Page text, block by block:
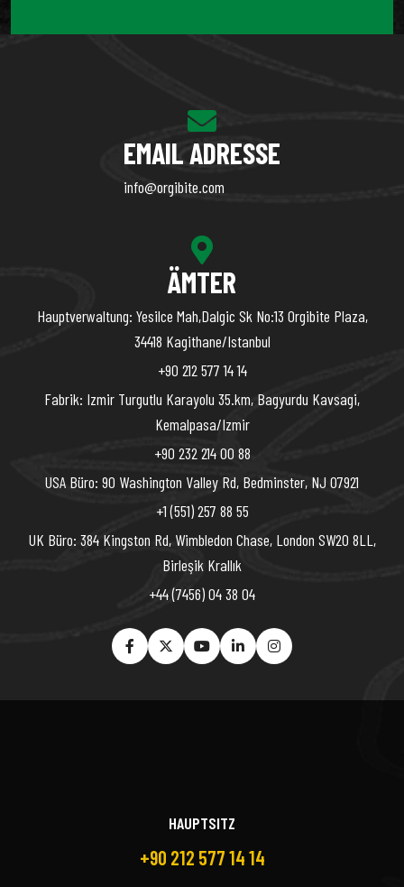
EMAIL ADRESSE
info@orgibite.com
ÄMTER
Hauptverwaltung: Yesilce Mah,Dalgic Sk No:13 Orgibite Plaza,
34418 Kagithane/Istanbul
+90 212 577 14 14
Fabrik: Izmir Turgutlu Karayolu 35.km, Bagyurdu Kavsagi,
Kemalpasa/Izmir
+90 232 214 00 88
USA Büro: 90 Washington Valley Rd, Bedminster, NJ 07921
+1 (551) 257 88 55
UK Büro: 384 Kingston Rd, Wimbledon Chase, London SW20 8LL,
Birleşik Krallık
+44 (7456) 04 38 04
HAUPTSITZ
+90 212 577 14 14